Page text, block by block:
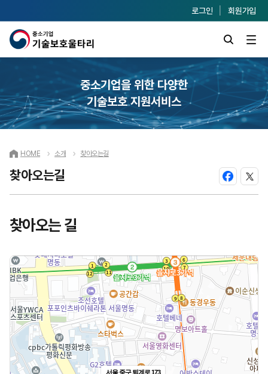
로그인 회원가입
중소기업을 위한 다양한
기술보호 지원서비스
HOME 소개 찾아오는길
찾아오는길
찾아오는 길
서울 중구 퇴계로 173